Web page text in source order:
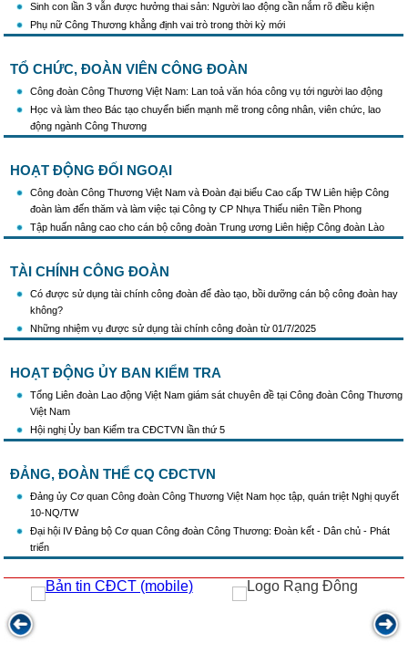
Sinh con lần 3 vẫn được hưởng thai sản: Người lao động cần nắm rõ điều kiện
Phụ nữ Công Thương khẳng định vai trò trong thời kỳ mới
TỔ CHỨC, ĐOÀN VIÊN CÔNG ĐOÀN
Công đoàn Công Thương Việt Nam: Lan toả văn hóa công vụ tới người lao động
Học và làm theo Bác tạo chuyển biến mạnh mẽ trong công nhân, viên chức, lao
động ngành Công Thương
HOẠT ĐỘNG ĐỐI NGOẠI
Công đoàn Công Thương Việt Nam và Đoàn đại biểu Cao cấp TW Liên hiệp Công
đoàn làm đến thăm và làm việc tại Công ty CP Nhựa Thiếu niên Tiền Phong
Tập huấn nâng cao cho cán bộ công đoàn Trung ương Liên hiệp Công đoàn Lào
TÀI CHÍNH CÔNG ĐOÀN
Có được sử dụng tài chính công đoàn để đào tạo, bồi dưỡng cán bộ công đoàn hay
không?
Những nhiệm vụ được sử dụng tài chính công đoàn từ 01/7/2025
HOẠT ĐỘNG ỦY BAN KIỂM TRA
Tổng Liên đoàn Lao động Việt Nam giám sát chuyên đề tại Công đoàn Công Thương
Việt Nam
Hội nghị Ủy ban Kiểm tra CĐCTVN lần thứ 5
ĐẢNG, ĐOÀN THỂ CQ CĐCTVN
Đảng ủy Cơ quan Công đoàn Công Thương Việt Nam học tập, quán triệt Nghị quyết
10-NQ/TW
Đại hội IV Đảng bộ Cơ quan Công đoàn Công Thương: Đoàn kết - Dân chủ - Phát
triển